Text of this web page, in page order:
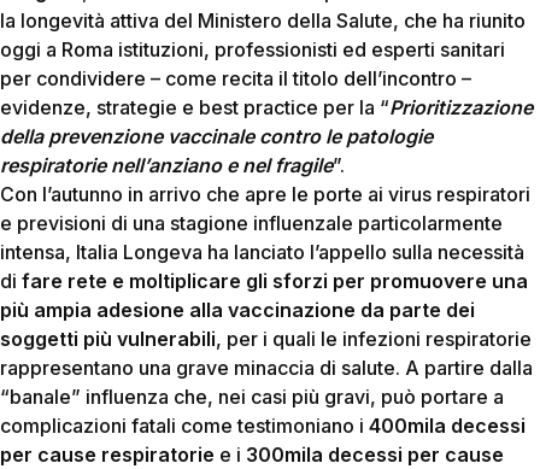
la longevità attiva del Ministero della Salute, che ha riunito
oggi a Roma istituzioni, professionisti ed esperti sanitari
per condividere – come recita il titolo dell’incontro –
evidenze, strategie e best practice per la “Prioritizzazione
della prevenzione vaccinale contro le patologie
respiratorie nell’anziano e nel fragile”.
Con l’autunno in arrivo che apre le porte ai virus respiratori
e previsioni di una stagione influenzale particolarmente
intensa, Italia Longeva ha lanciato l’appello sulla necessità
di fare rete e moltiplicare gli sforzi per promuovere una
più ampia adesione alla vaccinazione da parte dei
soggetti più vulnerabili, per i quali le infezioni respiratorie
rappresentano una grave minaccia di salute. A partire dalla
“banale” influenza che, nei casi più gravi, può portare a
complicazioni fatali come testimoniano i 400mila decessi
per cause respiratorie e i 300mila decessi per cause